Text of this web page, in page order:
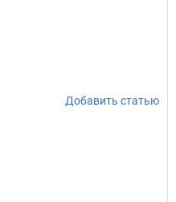
Добавить статью